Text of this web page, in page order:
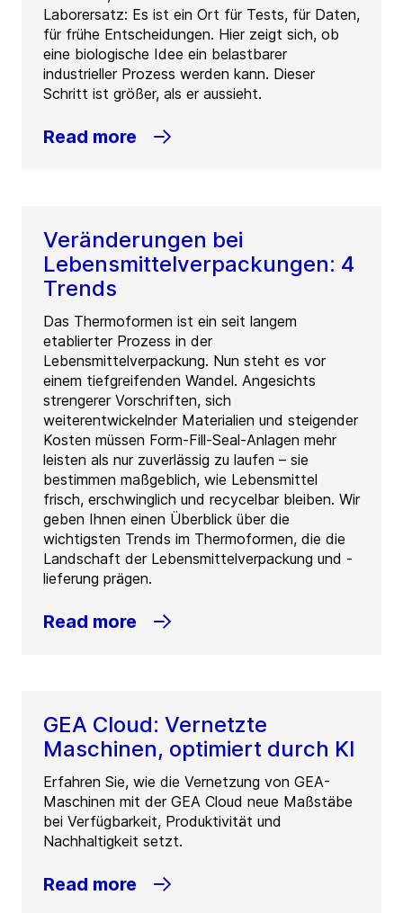
Laborersatz: Es ist ein Ort für Tests, für Daten,
für frühe Entscheidungen. Hier zeigt sich, ob
eine biologische Idee ein belastbarer
industrieller Prozess werden kann. Dieser
Schritt ist größer, als er aussieht.
Read more
Veränderungen bei
Lebensmittelverpackungen: 4
Trends
Das Thermoformen ist ein seit langem
etablierter Prozess in der
Lebensmittelverpackung. Nun steht es vor
einem tiefgreifenden Wandel. Angesichts
strengerer Vorschriften, sich
weiterentwickelnder Materialien und steigender
Kosten müssen Form-Fill-Seal-Anlagen mehr
leisten als nur zuverlässig zu laufen – sie
bestimmen maßgeblich, wie Lebensmittel
frisch, erschwinglich und recycelbar bleiben. Wir
geben Ihnen einen Überblick über die
wichtigsten Trends im Thermoformen, die die
Landschaft der Lebensmittelverpackung und -
lieferung prägen.
Read more
GEA Cloud: Vernetzte
Maschinen, optimiert durch KI
Erfahren Sie, wie die Vernetzung von GEA-
Maschinen mit der GEA Cloud neue Maßstäbe
bei Verfügbarkeit, Produktivität und
Nachhaltigkeit setzt.
Read more